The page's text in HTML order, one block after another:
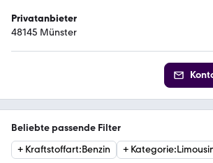
Privatanbieter
48145 Münster
Beliebte passende Filter
+ Kraftstoffart:Benzin + Kategorie: